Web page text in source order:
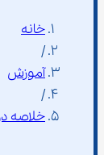
خانه
/
آموزش
/
خلاصه